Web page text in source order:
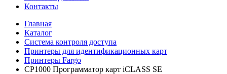
Контакты
Главная
Каталог
Система контроля доступа
Принтеры для идентификационных карт
Принтеры Fargo
CP1000 Программатор карт iCLASS SE